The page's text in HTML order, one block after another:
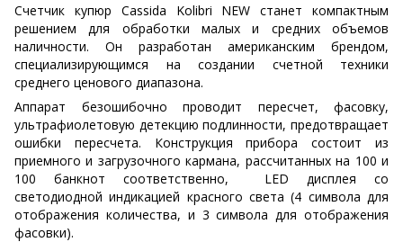
Счетчик купюр Cassida Kolibri NEW станет компактным
решением для обработки малых и средних объемов
наличности. Он разработан американским брендом,
специализирующимся на создании счетной техники
среднего ценового диапазона.
Аппарат безошибочно проводит пересчет, фасовку,
ультрафиолетовую детекцию подлинности, предотвращает
ошибки пересчета. Конструкция прибора состоит из
приемного и загрузочного кармана, рассчитанных на 100 и
100 банкнот соответственно, LED дисплея со
светодиодной индикацией красного света (4 символа для
отображения количества, и 3 символа для отображения
фасовки).